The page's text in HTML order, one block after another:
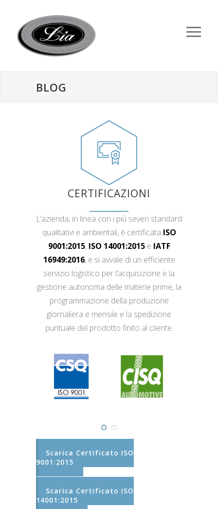
BLOG
CERTIFICAZIONI
L’azienda, in linea con i più severi standard
qualitativi e ambientali, è certificata ISO
9001:2015, ISO 14001:2015e IATF
16949:2016, e si avvale di un efficiente
servizio logistico per l’acquisizione e la
gestione autonoma delle materie prime, la
programmazione della produzione
giornaliera e mensile e la spedizione
puntuale del prodotto finito al cliente.
Scarica Certificato ISO
9001:2015
Scarica Certificato ISO
14001:2015